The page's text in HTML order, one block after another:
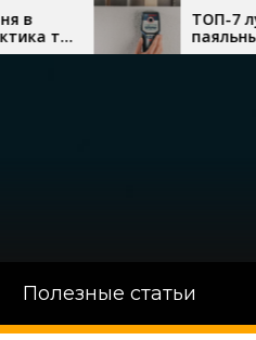
ТОП-7 лучших
паяльных станций с
сложного монтажа
Полезные статьи